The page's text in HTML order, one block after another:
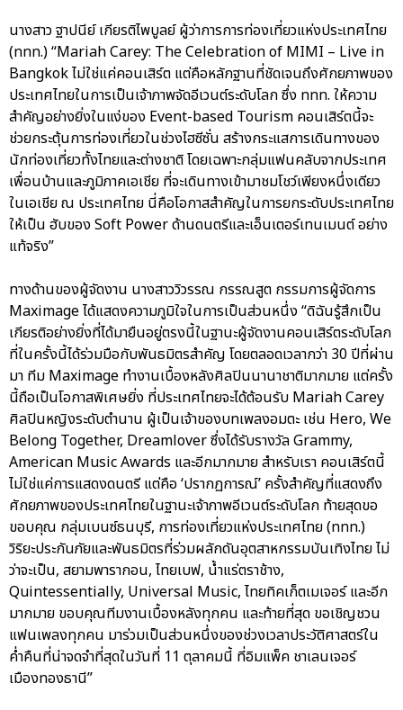
นางสาว ฐาปนีย์ เกียรติไพบูลย์ ผู้ว่าการการท่องเที่ยวแห่งประเทศไทย
(ททท.) “Mariah Carey: The Celebration of MIMI – Live in
Bangkok ไม่ใช่แค่คอนเสิร์ต แต่คือหลักฐานที่ชัดเจนถึงศักยภาพของ
ประเทศไทยในการเป็นเจ้าภาพจัดอีเวนต์ระดับโลก ซึ่ง ททท. ให้ความ
สำคัญอย่างยิ่งในแง่ของ Event-based Tourism คอนเสิร์ตนี้จะ
ช่วยกระตุ้นการท่องเที่ยวในช่วงไฮซีซั่น สร้างกระแสการเดินทางของ
นักท่องเที่ยวทั้งไทยและต่างชาติ โดยเฉพาะกลุ่มแฟนคลับจากประเทศ
เพื่อนบ้านและภูมิภาคเอเชีย ที่จะเดินทางเข้ามาชมโชว์เพียงหนึ่งเดียว
ในเอเชีย ณ ประเทศไทย นี่คือโอกาสสำคัญในการยกระดับประเทศไทย
ให้เป็น ฮับของ Soft Power ด้านดนตรีและเอ็นเตอร์เทนเมนต์ อย่าง
แท้จริง”
ทางด้านของผู้จัดงาน นางสาววิวรรณ กรรณสูต กรรมการผู้จัดการ
Maximage ได้แสดงความภูมิใจในการเป็นส่วนหนึ่ง “ดิฉันรู้สึกเป็น
เกียรติอย่างยิ่งที่ได้มายืนอยู่ตรงนี้ในฐานะผู้จัดงานคอนเสิร์ตระดับโลก
ที่ในครั้งนี้ได้ร่วมมือกับพันธมิตรสำคัญ โดยตลอดเวลากว่า 30 ปีที่ผ่าน
มา ทีม Maximage ทำงานเบื้องหลังศิลปินนานาชาติมากมาย แต่ครั้ง
นี้ถือเป็นโอกาสพิเศษยิ่ง ที่ประเทศไทยจะได้ต้อนรับ Mariah Carey
ศิลปินหญิงระดับตำนาน ผู้เป็นเจ้าของบทเพลงอมตะ เช่น Hero, We
Belong Together, Dreamlover ซึ่งได้รับรางวัล Grammy,
American Music Awards และอีกมากมาย สำหรับเรา คอนเสิร์ตนี้
ไม่ใช่แค่การแสดงดนตรี แต่คือ ‘ปรากฏการณ์’ ครั้งสำคัญที่แสดงถึง
ศักยภาพของประเทศไทยในฐานะเจ้าภาพอีเวนต์ระดับโลก ท้ายสุดขอ
ขอบคุณ กลุ่มเบนซ์ธนบุรี, การท่องเที่ยวแห่งประเทศไทย (ททท.)
วิริยะประกันภัยและพันธมิตรที่ร่วมผลักดันอุตสาหกรรมบันเทิงไทย ไม่
ว่าจะเป็น, สยามพารากอน, ไทยเบฟ, น้ำแร่ตราช้าง,
Quintessentially, Universal Music, ไทยทิคเก็ตเมเจอร์ และอีก
มากมาย ขอบคุณทีมงานเบื้องหลังทุกคน และท้ายที่สุด ขอเชิญชวน
แฟนเพลงทุกคน มาร่วมเป็นส่วนหนึ่งของช่วงเวลาประวัติศาสตร์ใน
ค่ำคืนที่น่าจดจำที่สุดในวันที่ 11 ตุลาคมนี้ ที่อิมแพ็ค ชาเลนเจอร์
เมืองทองธานี”